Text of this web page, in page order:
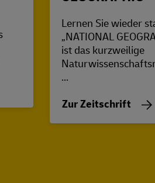
Lernen Sie wieder
„NATIONAL
ist das kurzweilige
...
Zur Zeitschrift